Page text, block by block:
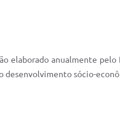
elaborado anualmente
desenvolvimento sócio-